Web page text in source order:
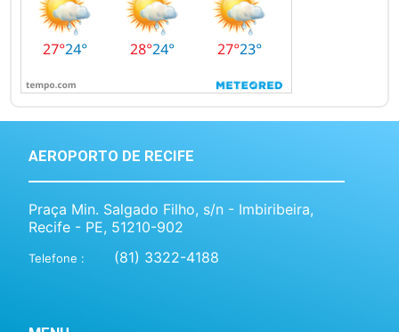
AEROPORTO DE RECIFE
Praça Min. Salgado Filho, s/n - Imbiribeira,
Recife - PE, 51210-902
Telefone : (81) 3322-4188